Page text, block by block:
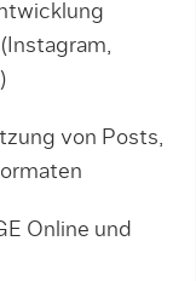
von Posts,
Online und